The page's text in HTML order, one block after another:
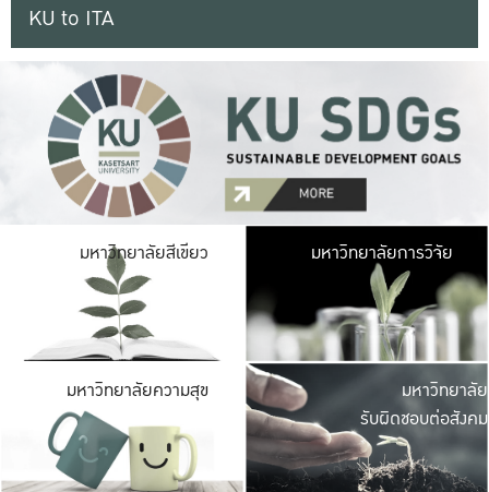
KU to ITA
มหาวิทยาลัยสีเขียว มหาวิ
มีพื้นที่เขียวสดใส
เป็นป่าในเมือง เกษต
มหาวิทยาลัยการวิจัย
มหาวิทยาลัยความสุข มหาวิ
ค
เปิดประ
และพบเรื่องราวใ
มหาวิทยาลัย
รับผิดชอบต่อสังคม